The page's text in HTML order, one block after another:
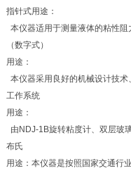
指针式用途：
本仪器适用于测量液体的粘性
（数字式）
用途：
本仪器采用良好的机械设计技
工作系统
用途：
由NDJ-1B旋转粘度计、双层玻
布氏
用途：本仪器是按照国家交通行